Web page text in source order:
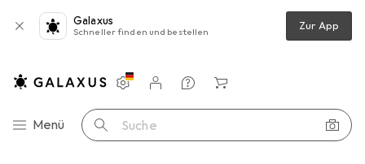
Galaxus
Schneller finden und bestellen Zur App
Navigation nach Kategorien
Menü Suche
Einstellungen
Kundenkonto
Vergleichslisten
Merklisten
Warenkorb